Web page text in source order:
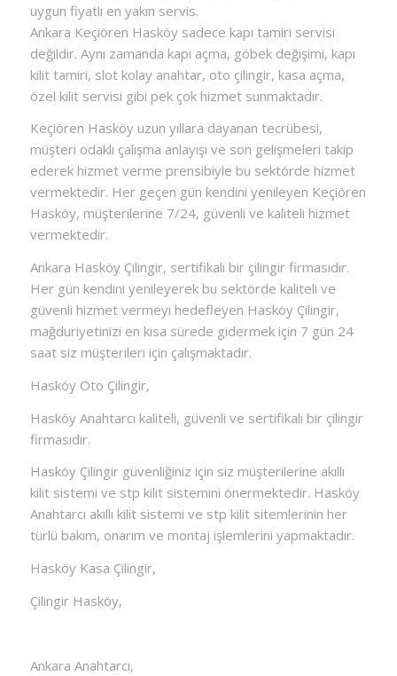
uygun fiyatlı en yakın servis.
Ankara Keçiören Hasköy sadece kapı tamiri servisi
değildir. Aynı zamanda kapı açma, göbek değişimi, kapı
kilit tamiri, slot kolay anahtar, oto çilingir, kasa açma,
özel kilit servisi gibi pek çok hizmet sunmaktadır.
Keçiören Hasköy uzun yıllara dayanan tecrübesi,
müşteri odaklı çalışma anlayışı ve son gelişmeleri takip
ederek hizmet verme prensibiyle bu sektörde hizmet
vermektedir. Her geçen gün kendini yenileyen Keçiören
Hasköy, müşterilerine 7/24, güvenli ve kaliteli hizmet
vermektedir.
Ankara Hasköy Çilingir, sertifikalı bir çilingir firmasıdır.
Her gün kendini yenileyerek bu sektörde kaliteli ve
güvenli hizmet vermeyi hedefleyen Hasköy Çilingir,
mağduriyetinizi en kısa sürede gidermek için 7 gün 24
saat siz müşterileri için çalışmaktadır.
Hasköy Oto Çilingir,
Hasköy Anahtarcı kaliteli, güvenli ve sertifikalı bir çilingir
firmasıdır.
Hasköy Çilingir güvenliğiniz için siz müşterilerine akıllı
kilit sistemi ve stp kilit sistemini önermektedir. Hasköy
Anahtarcı akıllı kilit sistemi ve stp kilit sitemlerinin her
türlü bakım, onarım ve montaj işlemlerini yapmaktadır.
Hasköy Kasa Çilingir,
Çilingir Hasköy,
Ankara Anahtarcı,